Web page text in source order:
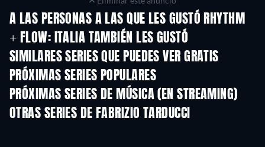
A LAS PERSONAS A LAS QUE LES GUSTÓ RHYTHM
+ FLOW: ITALIA TAMBIÉN LES GUSTÓ
TV TV
SIMILARES SERIES QUE PUEDES VER GRATIS
TV TV
PRÓXIMAS SERIES POPULARES
TV
PRÓXIMAS SERIES DE MÚSICA (EN STREAMING)
Temporada 1
OTRAS SERIES DE FABRIZIO TARDUCCI
TV